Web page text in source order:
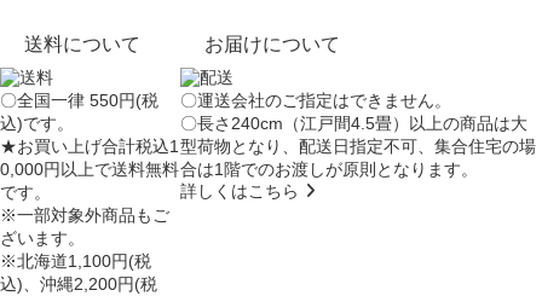
送料について
〇全国一律 550円(税
込)です。
★お買い上げ合計税込1
0,000円以上で送料無料
です。
※一部対象外商品もご
ざいます。
※北海道1,100円(税
込)、沖縄2,200円(税
お届けについて
〇運送会社のご指定はできません。
〇長さ240cm（江戸間4.5畳）以上の商品は大
型荷物となり、配送日指定不可、集合住宅の場
合は1階でのお渡しが原則となります。
詳しくはこちら